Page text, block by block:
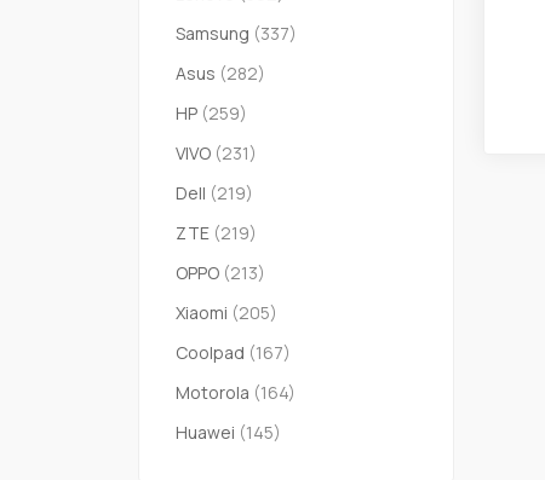
Samsung (337)
Asus (282)
HP (259)
VIVO (231)
Dell (219)
ZTE (219)
OPPO (213)
Xiaomi (205)
Coolpad (167)
Motorola (164)
Huawei (145)